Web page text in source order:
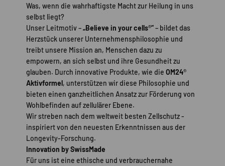
Was, wenn die wahrhaftigste Macht zur Heilung in uns
selbst liegt?
Unser Leitmotiv –„Believe in your cells®“– bildet das
Herzstück unserer Unternehmensphilosophie und
treibt unsere Mission an, Menschen dazu zu
empowern, an sich selbst und ihre Gesundheit zu
glauben. Durch innovative Produkte, wie die OM24®
Aktivformel, unterstützen wir diese Philosophie und
bieten einen ganzheitlichen Ansatz zur Förderung von
Wohlbefinden auf zellulärer Ebene.
Wir streben nach dem weltweit besten Zellschutz -
inspiriert von den neuesten Erkenntnissen aus der
Longevity-Forschung.
Innovation by SwissMade
Für uns ist eine ethische und verbrauchernahe